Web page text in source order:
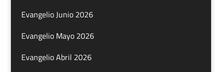
Evangelio Junio 2026
Evangelio Mayo 2026
Evangelio Abril 2026